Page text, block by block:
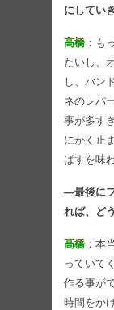
にしてい
高橋 ：も
たいし、
し、バン
ネのレパ
事が多す
にかく止
ぱすを味
―最後に
れば、ど
高橋 ：本
っていて
作る事が
時間をか